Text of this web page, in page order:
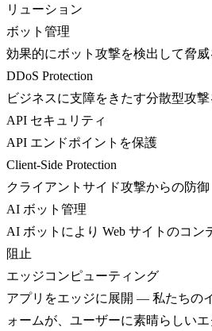
リューション
ボット管理
効果的にボット攻撃を検出して脅威
DDoS Protection
ビジネスに支障をきたす分散型攻
API セキュリティ
API エンドポイントを保護
Client-Side Protection
クライアントサイド攻撃からの防御
AI ボット管理
AI ボットにより Web サイトのコン
阻止
エッジコンピューティング
アプリをエッジに展開 — 私たちの
ォームが、ユーザーに素晴らしい